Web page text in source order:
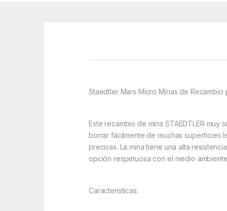
Staedtler Mars Micro Minas de Recambio
Este recambio de mina STAEDTLER
borrar fácilmente de muchas superficies
precisas. La mina tiene una alta
opción respetuosa con el medio
Caracteristicas: